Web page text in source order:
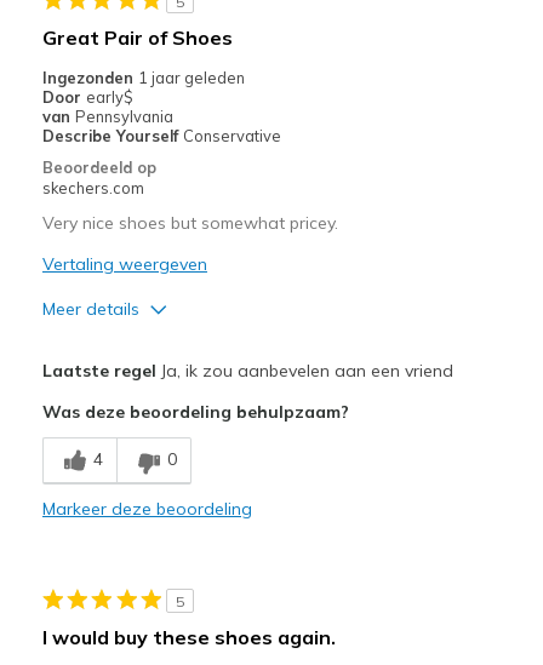
Casual Wear
Travel
Sizing
Feels half size too big
View On Shoes
Great Pair of Shoes
Ingezonden 1 jaar geleden
Door early$
van Pennsylvania
Describe Yourself Conservative
Beoordeeld op
skechers.com
Very nice shoes but somewhat pricey.
Vertaling weergeven
Meer details
Comfortable
Minpunten
No Cons
Casual Wear
Laatste regel Ja, ik zou aanbevelen aan een vriend
Was deze beoordeling behulpzaam?
4 0
Markeer deze beoordeling
5
I would buy these shoes again.